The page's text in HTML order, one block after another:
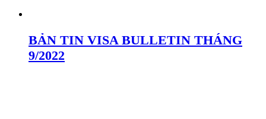
BẢN TIN VISA BULLETIN THÁNG
9/2022